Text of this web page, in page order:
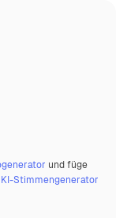
und füge
KI-Stimmengenerator